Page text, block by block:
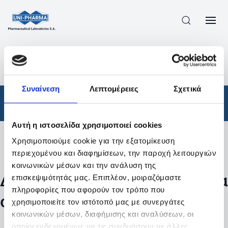
Συναίνεση Λεπτομέρειες Σχετικά
Αυτή η ιστοσελίδα χρησιμοποιεί cookies
Χρησιμοποιούμε cookie για την εξατομίκευση
περιεχομένου και διαφημίσεων, την παροχή λειτουργιών
κοινωνικών μέσων και την ανάλυση της
επισκεψιμότητάς μας. Επιπλέον, μοιραζόμαστε
πληροφορίες που αφορούν τον τρόπο που
χρησιμοποιείτε τον ιστότοπό μας με συνεργάτες
κοινωνικών μέσων, διαφήμισης και αναλύσεων, οι
οποίοι ενδεχομένως να τις συνδυάσουν με άλλες
ΠΡΟΪΟΝΤΑ
ΑΠΟΤΕΛΕΣΜΑΤΑ ΑΝΑΖΗΤΗΣΗΣ
Φάρμακα
Φίλτρα
Δεν βρέθηκαν προϊόντα με τα
συγκεκριμένα φίλτρα